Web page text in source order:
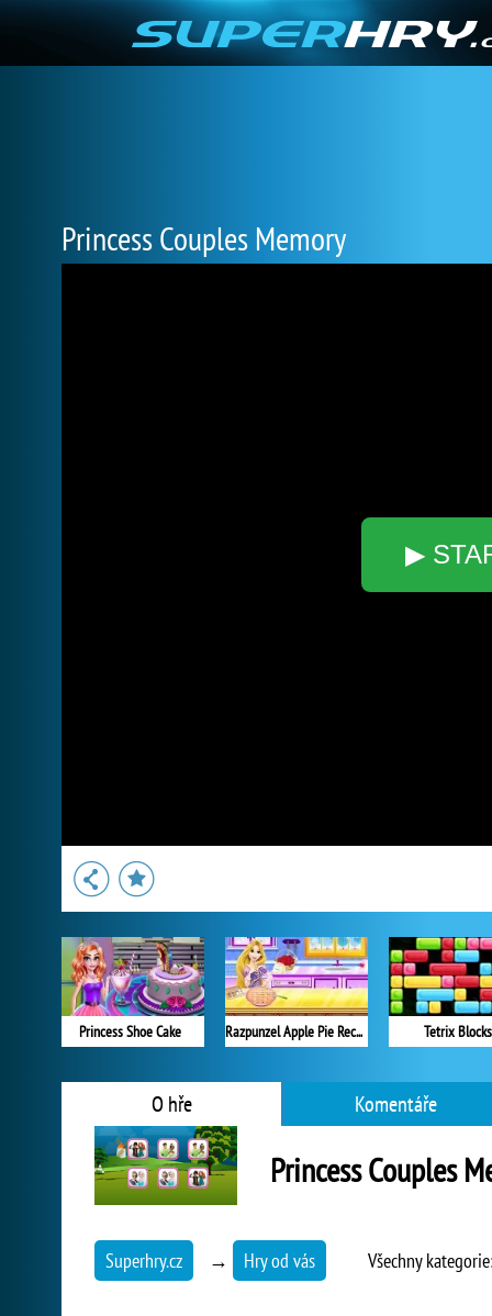
Princess Couples Memory
▶
Princess Shoe Cake Razpunzel Apple Pie Recipe Tetrix Blocks
O hře Komentáře
Princess Couples
Superhry.cz → Hry od vás Všechny